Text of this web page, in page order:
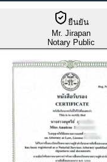
ยืนยัน
Mr. Jirapan
Notary Public